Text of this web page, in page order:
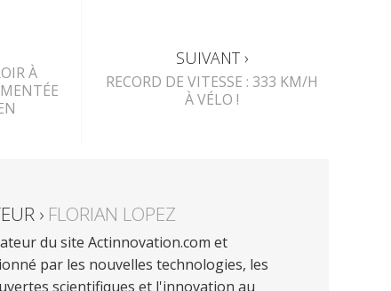
À
SUIVANT ›
RECORD DE VITESSE : 333 KM/H
À VÉLO !
› FLORIAN LOPEZ
du site Actinnovation.com et
par les nouvelles technologies, les
scientifiques et l'innovation au